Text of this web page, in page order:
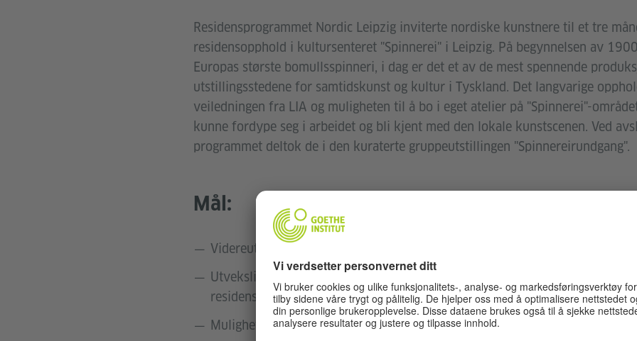
Residensprogrammet Nordic Leipzig inviterte nordiske kunstnere til et tre
residensopphold i kultursenteret "Spinnerei" i Leipzig. På begynnelsen av
Europas største bomullsspinneri, i dag er det et av de mest spennende
utstillingsstedene for samtidskunst og kultur i Tyskland. Det langvarige
veiledningen fra LIA og muligheten til å bo i eget atelier på "Spinnerei"-
kunne fordype seg i arbeidet og bli kjent med den lokale kunstscenen. Ved
programmet deltok de i den kuraterte gruppeutstillingen "Spinnereirundgang".
Mål:
Videreutvikling av eget kunstnerisk arbeid i det historiske miljøet til
Utveksling med lokale kunstnere, kuratorer og de andre nordiske
residensprogrammet
Mulighet til å fordype seg og arbeide konsentrert langt borte fra hjemlige